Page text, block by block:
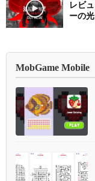
レビ
ーの
MobGame Mobile